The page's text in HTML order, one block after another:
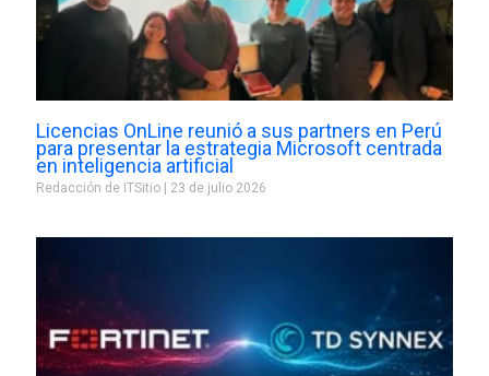
Licencias OnLine reunió a sus partners en Perú
para presentar la estrategia Microsoft centrada
en inteligencia artificial
Redacción de ITSitio 23 de julio 2026